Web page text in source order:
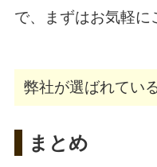
で、まずはお気軽に
弊社が選ばれてい
まとめ